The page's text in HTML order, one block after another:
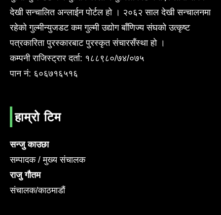
देखी सन्चालित अन्लाईन पोर्टल हो । २०६२ साल देखी सन्चालनमा
रहेको गुल्मीन्युजडट कम गुल्मी उद्योग बाँणिज्य संघको उत्कृष्ट
पत्रकारिता पुरस्कारबाट पुरस्कृत संचारसँस्था हो ।
कम्पनी राजिस्ट्रार दर्ता: १८८९८०/७४/०७५
पान नं: ६०६७१६५१६
हाम्रो टिम
सन्जु काउछा
सम्पादक / मुख्य संचालक
राजु गौतम
संचालक/काठमाडौं